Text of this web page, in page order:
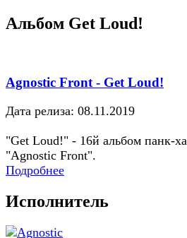
Альбом Get Loud!
Agnostic Front - Get Loud!
Дата релиза: 08.11.2019
"Get Loud!" - 16й альбом панк-
"Agnostic Front".
Подробнее
Исполнитель